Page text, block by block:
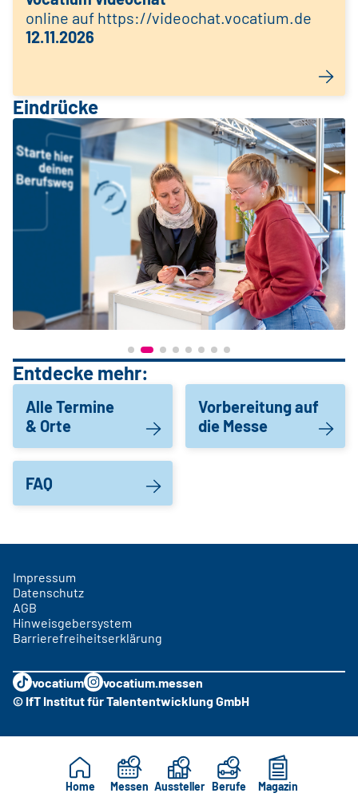
online auf https://videochat.vocatium.de
12.11.2026
Eindrücke
Entdecke mehr:
Alle Termine
& Orte
Vorbereitung auf
die Messe
FAQ
Home Messen Aussteller Berufe Magazin
Impressum
Datenschutz
AGB
Hinweisgebersystem
Barrierefreiheitserklärung
vocatium
vocatium.messen
© IfT Institut für Talententwicklung GmbH